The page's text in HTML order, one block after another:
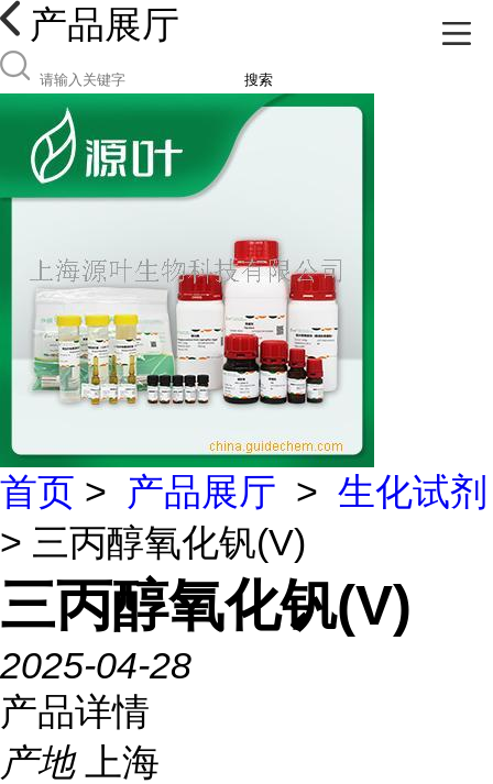
产品展厅
搜索
首页 > 产品展厅 > 生化试剂
> 三丙醇氧化钒(V)
三丙醇氧化钒(V)
2025-04-28
产品详情
产地
上海